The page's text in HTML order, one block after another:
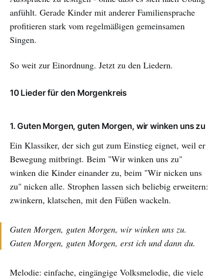
anfühlt. Gerade Kinder mit anderer Familiensprache
profitieren stark vom regelmäßigen gemeinsamen
Singen.
So weit zur Einordnung. Jetzt zu den Liedern.
10 Lieder für den Morgenkreis
1. Guten Morgen, guten Morgen, wir winken uns zu
Ein Klassiker, der sich gut zum Einstieg eignet, weil er
Bewegung mitbringt. Beim "Wir winken uns zu"
winken die Kinder einander zu, beim "Wir nicken uns
zu" nicken alle. Strophen lassen sich beliebig erweitern:
zwinkern, klatschen, mit den Füßen wackeln.
Guten Morgen, guten Morgen, wir winken uns zu.
Guten Morgen, guten Morgen, erst ich und dann du.
Melodie: einfache, eingängige Volksmelodie, die viele